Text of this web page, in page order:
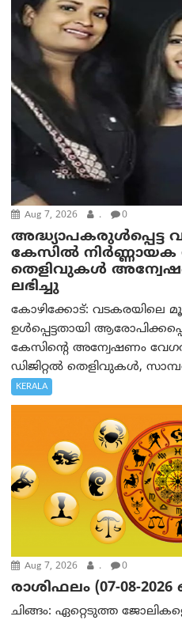
Aug 7, 2026 . 0
കേസില്‍ നിര്‍ണ്ണായക
തെളിവുകള്‍
ലഭിച്ചു
കോഴിക്കോട്: വടകരയിലെ
ഉൾപ്പെട്ടതായി
കേസിന്റെ അന്വേഷണം
ഡിജിറ്റൽ തെളിവുകൾ,
KERALA
Aug 7, 2026 . 0
രാശിഫലം (07-08-2026
ചിങ്ങം: ഏറ്റെടുത്ത